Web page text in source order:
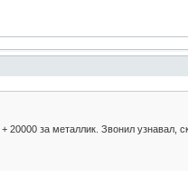
за металлик. Звонил